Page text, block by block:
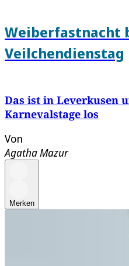
Weiberfastnacht
Veilchendienstag
Das ist in Leverkusen
Karnevalstage los
Von
Agatha Mazur
Merken